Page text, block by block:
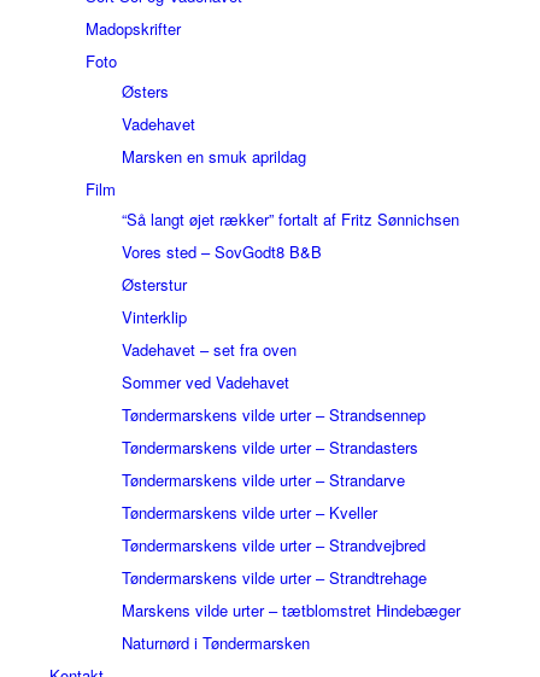
Madopskrifter
Foto
Østers
Vadehavet
Marsken en smuk aprildag
Film
“Så langt øjet rækker” fortalt af Fritz Sønnichsen
Vores sted – SovGodt8 B&B
Østerstur
Vinterklip
Vadehavet – set fra oven
Sommer ved Vadehavet
Tøndermarskens vilde urter – Strandsennep
Tøndermarskens vilde urter – Strandasters
Tøndermarskens vilde urter – Strandarve
Tøndermarskens vilde urter – Kveller
Tøndermarskens vilde urter – Strandvejbred
Tøndermarskens vilde urter – Strandtrehage
Marskens vilde urter – tætblomstret Hindebæger
Naturnørd i Tøndermarsken